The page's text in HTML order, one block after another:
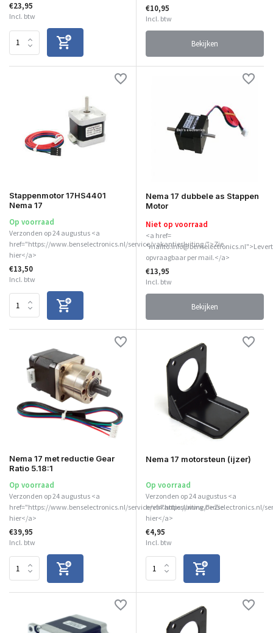
€23,95
Incl. btw
€10,95
Incl. btw
Bekijken
Stappenmotor 17HS4401
Nema 17
Op voorraad
Verzonden op 24 augustus <a
href="https://www.benselectronics.nl/service/vakantiesluiting/">Zie
hier</a>
€13,50
Incl. btw
Nema 17 dubbele as Stappen
Motor
Niet op voorraad
<a href=
opvraagbaar per mail.</a>
€13,95
Incl. btw
Bekijken
Nema 17 met reductie Gear
Ratio 5.18:1
Op voorraad
Verzonden op 24 augustus <a
href="https://www.benselectronics.nl/service/vakantiesluiting/">Zie
hier</a>
€39,95
Incl. btw
Nema 17 motorsteun (ijzer)
Op voorraad
Verzonden op 24 augustus <a
href="https://www.benselectronics.nl/
hier</a>
€4,95
Incl. btw